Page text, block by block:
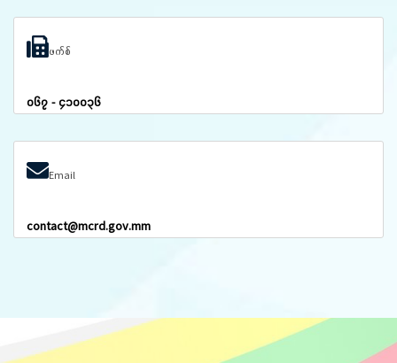
ဖက်စ်
၀၆၇ - ၄၁၀၀၃၆
Email
contact@mcrd.gov.mm